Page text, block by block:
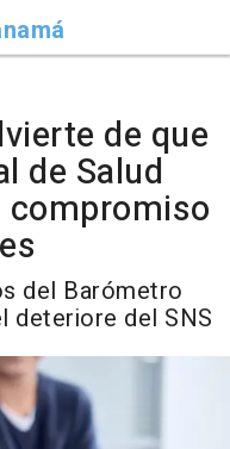
de que
de Salud
compromiso
del Barómetro
deteriore del SNS